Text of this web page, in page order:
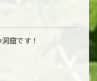
窟です！